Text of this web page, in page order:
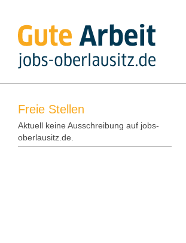
Freie Stellen
Aktuell keine Ausschreibung auf jobs-
oberlausitz.de.